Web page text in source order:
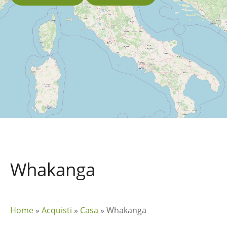
Whakanga
Home » Acquisti » Casa » Whakanga